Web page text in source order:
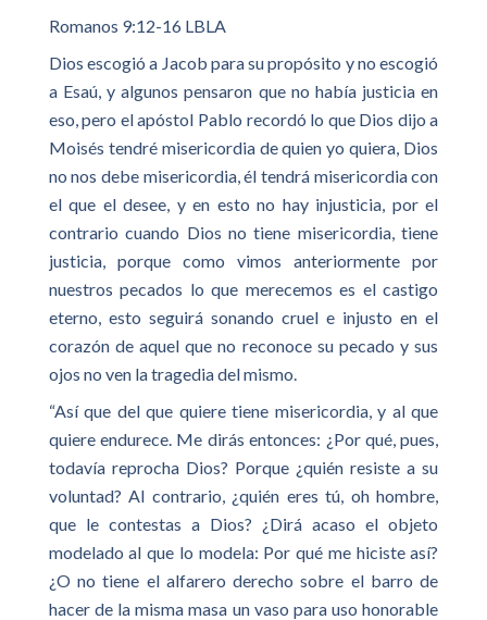
Romanos 9:12-16 LBLA
Dios escogió a Jacob para su propósito y no escogió
a Esaú, y algunos pensaron que no había justicia en
eso, pero el apóstol Pablo recordó lo que Dios dijo a
Moisés tendré misericordia de quien yo quiera, Dios
no nos debe misericordia, él tendrá misericordia con
el que el desee, y en esto no hay injusticia, por el
contrario cuando Dios no tiene misericordia, tiene
justicia, porque como vimos anteriormente por
nuestros pecados lo que merecemos es el castigo
eterno, esto seguirá sonando cruel e injusto en el
corazón de aquel que no reconoce su pecado y sus
ojos no ven la tragedia del mismo.
“Así que del que quiere tiene misericordia, y al que
quiere endurece. Me dirás entonces: ¿Por qué, pues,
todavía reprocha Dios? Porque ¿quién resiste a su
voluntad? Al contrario, ¿quién eres tú, oh hombre,
que le contestas a Dios? ¿Dirá acaso el objeto
modelado al que lo modela: Por qué me hiciste así?
¿O no tiene el alfarero derecho sobre el barro de
hacer de la misma masa un vaso para uso honorable